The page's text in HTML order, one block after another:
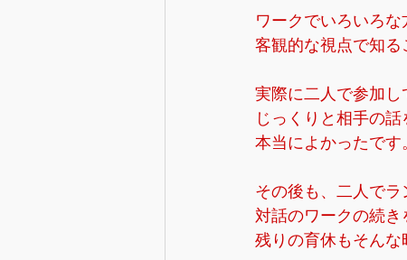
ワークでいろいろな
客観的な視点で知る
実際に二人で参加し
じっくりと相手の話
本当によかったです
その後も、二人でラ
対話のワークの続き
残りの育休もそんな